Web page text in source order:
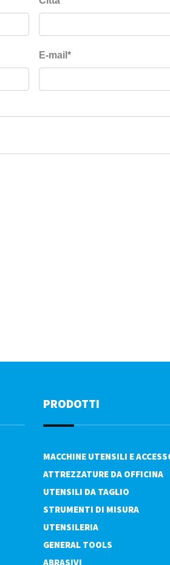
PRODOTTI
MACCHINE UTENSILI E
ATTREZZATURE DA OFFICINA
UTENSILI DA TAGLIO
STRUMENTI DI MISURA
UTENSILERIA
GENERAL TOOLS
ABRASIVI